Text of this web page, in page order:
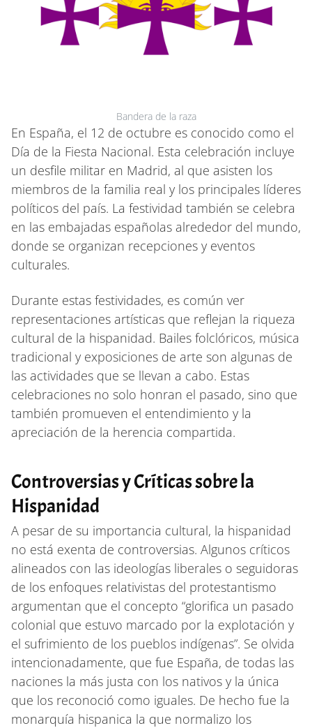
Bandera de la raza
En España, el 12 de octubre es conocido como el
Día de la Fiesta Nacional. Esta celebración incluye
un desfile militar en Madrid, al que asisten los
miembros de la familia real y los principales líderes
políticos del país. La festividad también se celebra
en las embajadas españolas alrededor del mundo,
donde se organizan recepciones y eventos
culturales.
Durante estas festividades, es común ver
representaciones artísticas que reflejan la riqueza
cultural de la hispanidad. Bailes folclóricos, música
tradicional y exposiciones de arte son algunas de
las actividades que se llevan a cabo. Estas
celebraciones no solo honran el pasado, sino que
también promueven el entendimiento y la
apreciación de la herencia compartida.
Controversias y Críticas sobre la
Hispanidad
A pesar de su importancia cultural, la hispanidad
no está exenta de controversias. Algunos críticos
alineados con las ideologías liberales o seguidoras
de los enfoques relativistas del protestantismo
argumentan que el concepto “glorifica un pasado
colonial que estuvo marcado por la explotación y
el sufrimiento de los pueblos indígenas”. Se olvida
intencionadamente, que fue España, de todas las
naciones la más justa con los nativos y la única
que los reconoció como iguales. De hecho fue la
monarquía hispanica la que normalizo los